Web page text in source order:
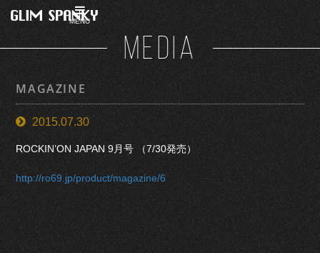
MENU
MEDIA
MAGAZINE
2015.07.30
ROCKIN’ON JAPAN 9月号 （7/30発売）
http://ro69.jp/product/magazine/6